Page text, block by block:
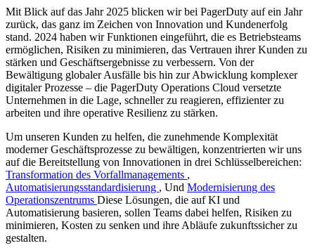
Mit Blick auf das Jahr 2025 blicken wir bei PagerDuty auf ein Jahr
zurück, das ganz im Zeichen von Innovation und Kundenerfolg
stand. 2024 haben wir Funktionen eingeführt, die es Betriebsteams
ermöglichen, Risiken zu minimieren, das Vertrauen ihrer Kunden zu
stärken und Geschäftsergebnisse zu verbessern. Von der
Bewältigung globaler Ausfälle bis hin zur Abwicklung komplexer
digitaler Prozesse – die PagerDuty Operations Cloud versetzte
Unternehmen in die Lage, schneller zu reagieren, effizienter zu
arbeiten und ihre operative Resilienz zu stärken.
Um unseren Kunden zu helfen, die zunehmende Komplexität
moderner Geschäftsprozesse zu bewältigen, konzentrierten wir uns
auf die Bereitstellung von Innovationen in drei Schlüsselbereichen:
Transformation des Vorfallmanagements ,
Automatisierungsstandardisierung , Und Modernisierung des
Operationszentrums Diese Lösungen, die auf KI und
Automatisierung basieren, sollen Teams dabei helfen, Risiken zu
minimieren, Kosten zu senken und ihre Abläufe zukunftssicher zu
gestalten.